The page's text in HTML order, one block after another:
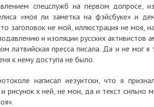
спецслужб на первом допросе,
«моя ли заметка на фэйсбуке» и
заголовок не мой, иллюстрация не моя,
и изоляции русских активистов
латвийская пресса писала. Да и не мог я
к нему доступа не было.
написал иезуитски, что я
рисунок к ней, не мои, да и текст сильно